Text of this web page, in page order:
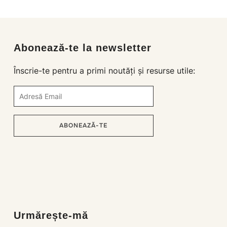
Abonează-te la newsletter
Înscrie-te pentru a primi noutăți și resurse utile:
ABONEAZĂ-TE
Urmărește-mă